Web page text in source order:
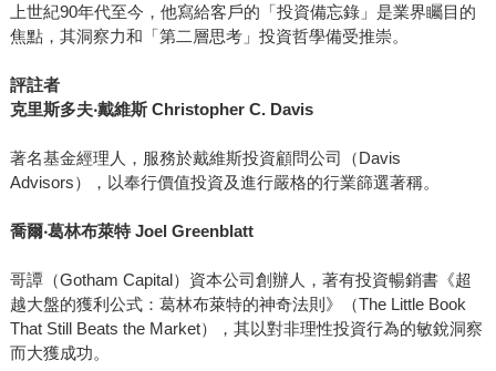
上世紀90年代至今，他寫給客戶的「投資備忘錄」是業界矚目的
焦點，其洞察力和「第二層思考」投資哲學備受推崇。
評註者
克里斯多夫‧戴維斯Christopher C. Davis
著名基金經理人，服務於戴維斯投資顧問公司（Davis
Advisors），以奉行價值投資及進行嚴格的行業篩選著稱。
喬爾‧葛林布萊特Joel Greenblatt
哥譚（Gotham Capital）資本公司創辦人，著有投資暢銷書《超
越大盤的獲利公式：葛林布萊特的神奇法則》（The Little Book
That Still Beats the Market），其以對非理性投資行為的敏銳洞察
而大獲成功。